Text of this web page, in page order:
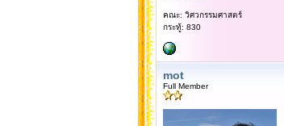
คณะ: วิศวกรรมศาสตร์
กระทู้: 830
mot
Full Member